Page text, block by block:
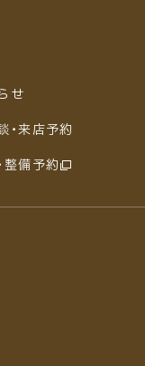
せ
・来店予約
整備予約